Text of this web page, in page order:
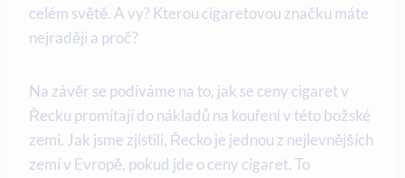
celém světě. A vy? Kterou cigaretovou značku máte
nejraději a proč?
Na závěr se podíváme na to, jak se ceny cigaret v
Řecku promítají do nákladů na kouření v této božské
zemi. Jak jsme zjistili, Řecko je jednou z nejlevnějších
zemí v Evropě, pokud jde o ceny cigaret. To